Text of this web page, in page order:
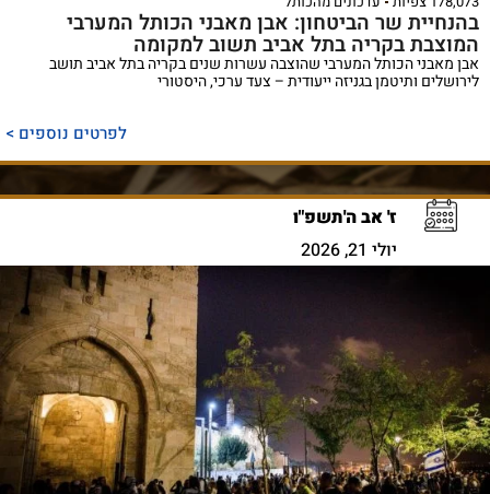
בהנחיית שר הביטחון: אבן מאבני הכותל המערבי
המוצבת בקריה בתל אביב תשוב למקומה
אבן מאבני הכותל המערבי שהוצבה עשרות שנים בקריה בתל אביב תושב
לירושלים ותיטמן בגניזה ייעודית – צעד ערכי, היסטורי
לפרטים נוספים >
ז' אב ה'תשפ"ו
יולי 21, 2026